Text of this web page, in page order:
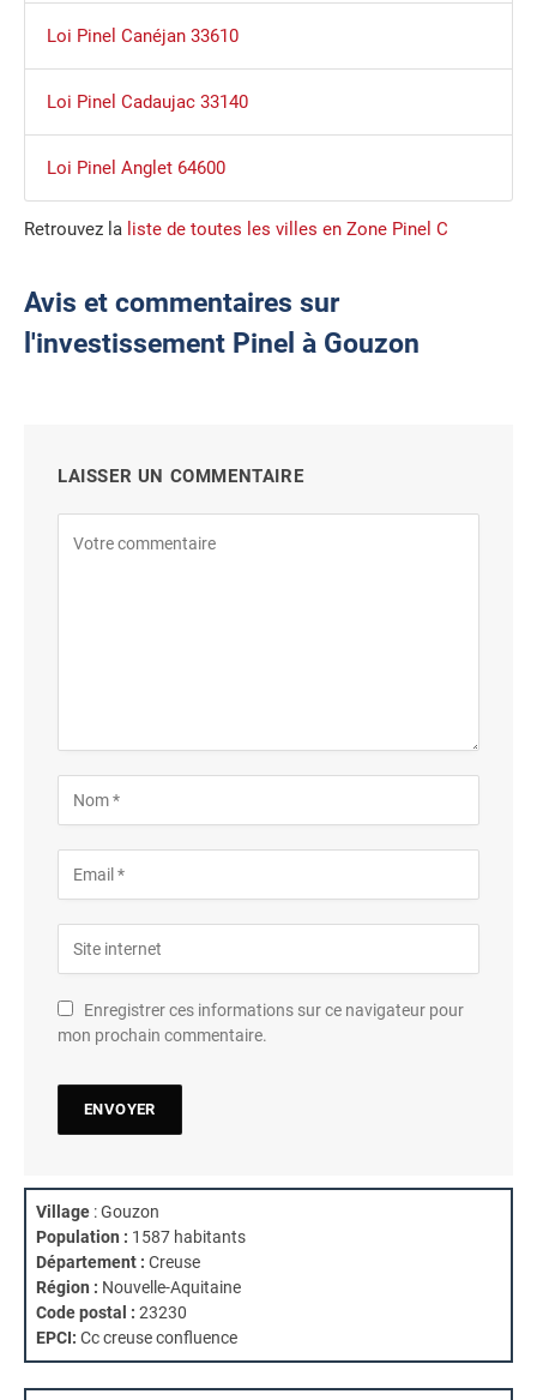
Loi Pinel Canéjan 33610
Loi Pinel Cadaujac 33140
Loi Pinel Anglet 64600
Retrouvez la liste de toutes les villes en Zone Pinel C
Avis et commentaires sur
l'investissement Pinel à Gouzon
LAISSER UN COMMENTAIRE
Enregistrer ces informations sur ce navigateur pour
mon prochain commentaire.
Village : Gouzon
Population : 1587 habitants
Département : Creuse
Région : Nouvelle-Aquitaine
Code postal : 23230
EPCI: Cc creuse confluence